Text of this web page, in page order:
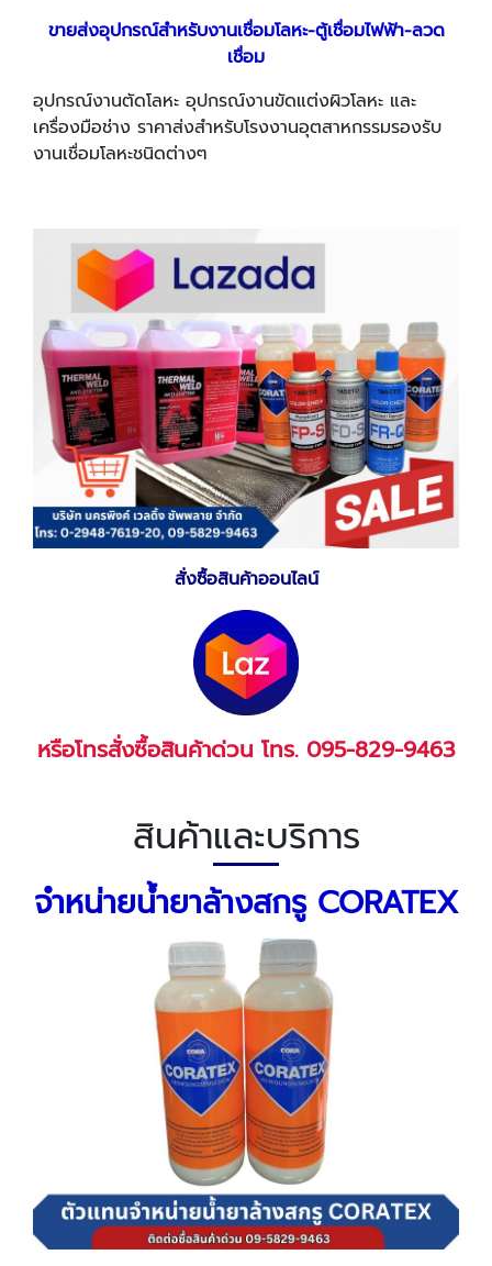
ขายส่งอุปกรณ์สำหรับงานเชื่อมโลหะ-ตู้เชื่อมไฟฟ้า-ลวด
เชื่อม
อุปกรณ์งานตัดโลหะ อุปกรณ์งานขัดแต่งผิวโลหะ และ
เครื่องมือช่าง ราคาส่งสำหรับโรงงานอุตสาหกรรมรองรับ
งานเชื่อมโลหะชนิดต่างๆ
สั่งซื้อสินค้าออนไลน์
หรือโทรสั่งซื้อสินค้าด่วน โทร. 095-829-9463
สินค้าและบริการ
จำหน่ายน้ำยาล้างสกรู CORATEX